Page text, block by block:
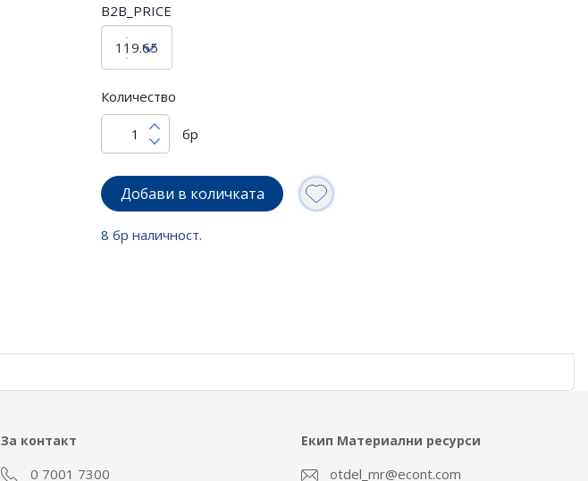
B2B_PRICE
Количество
бр
Добави в количката
8 бр наличност.
За контакт
0 7001 7300
Екип Материални ресурси
otdel_mr@econt.com